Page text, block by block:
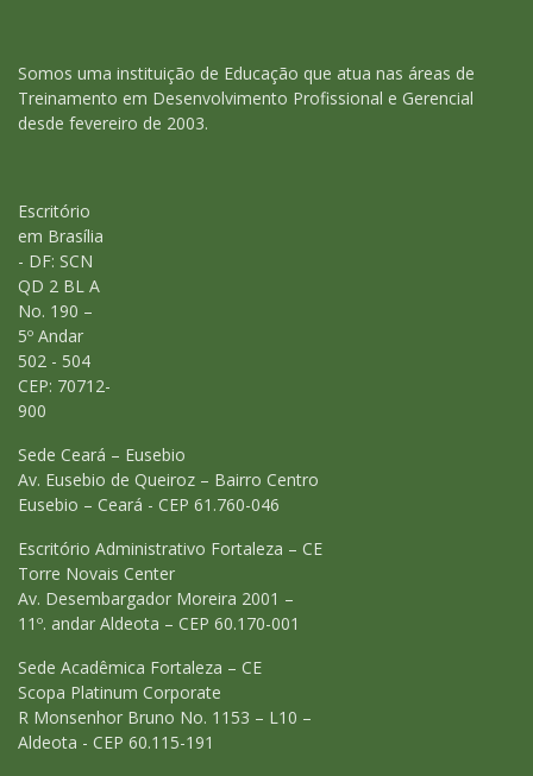
Somos uma instituição de Educação que atua nas áreas de
Treinamento em Desenvolvimento Profissional e Gerencial
desde fevereiro de 2003.
Escritório
em Brasília
- DF: SCN
QD 2 BL A
No. 190 –
5º Andar
502 - 504
CEP: 70712-
900
Sede Ceará – Eusebio
Av. Eusebio de Queiroz – Bairro Centro
Eusebio – Ceará - CEP 61.760-046
Escritório Administrativo Fortaleza – CE
Torre Novais Center
Av. Desembargador Moreira 2001 –
11º. andar Aldeota – CEP 60.170-001
Sede Acadêmica Fortaleza – CE
Scopa Platinum Corporate
R Monsenhor Bruno No. 1153 – L10 –
Aldeota - CEP 60.115-191